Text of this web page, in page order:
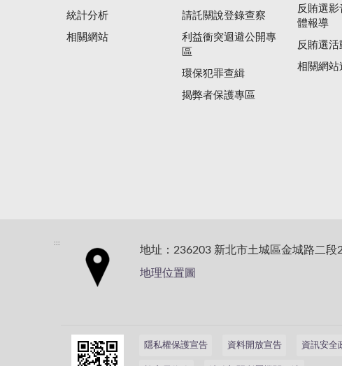
統計分析
相關網站
請託關說登錄查察
利益衝突迴避公開專
區
環保犯罪查緝
揭弊者保護專區
反賄選
體報導
反賄選活
相關網站
:::
地址：236203 新北市土城區金城路二段
地理位置圖
隱私權保護宣告 資料開放宣告 資訊安全